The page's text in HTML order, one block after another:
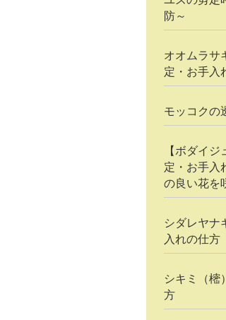
防～
オオムラサ
定・お手入
モッコクの
【ボダイ
定・お手入
の良い花
シダレヤナ
入れの仕方
シキミ（樒
方